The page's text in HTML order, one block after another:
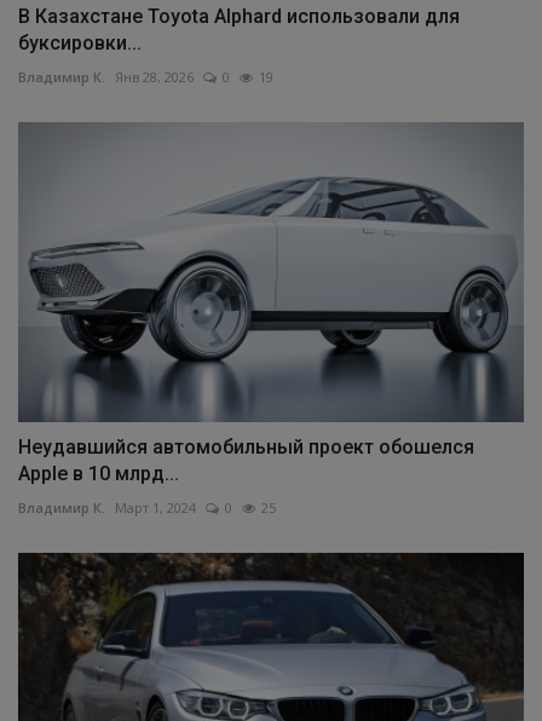
В Казахстане Toyota Alphard использовали для
буксировки...
Владимир К. Янв 28, 2026 0 19
Неудавшийся автомобильный проект обошелся
Apple в 10 млрд...
Владимир К. Март 1, 2024 0 25